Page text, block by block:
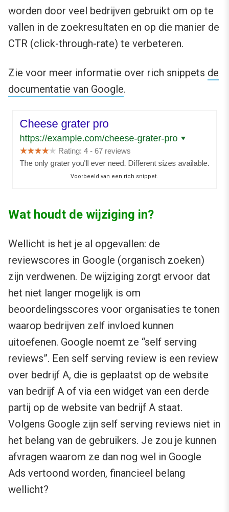
worden door veel bedrijven gebruikt om op te
vallen in de zoekresultaten en op die manier de
CTR (click-through-rate) te verbeteren.
Zie voor meer informatie over rich snippets de
documentatie van Google.
Voorbeeld van een rich snippet.
Wat houdt de wijziging in?
Wellicht is het je al opgevallen: de
reviewscores in Google (organisch zoeken)
zijn verdwenen. De wijziging zorgt ervoor dat
het niet langer mogelijk is om
beoordelingsscores voor organisaties te tonen
waarop bedrijven zelf invloed kunnen
uitoefenen. Google noemt ze “self serving
reviews”. Een self serving review is een review
over bedrijf A, die is geplaatst op de website
van bedrijf A of via een widget van een derde
partij op de website van bedrijf A staat.
Volgens Google zijn self serving reviews niet in
het belang van de gebruikers. Je zou je kunnen
afvragen waarom ze dan nog wel in Google
Ads vertoond worden, financieel belang
wellicht?